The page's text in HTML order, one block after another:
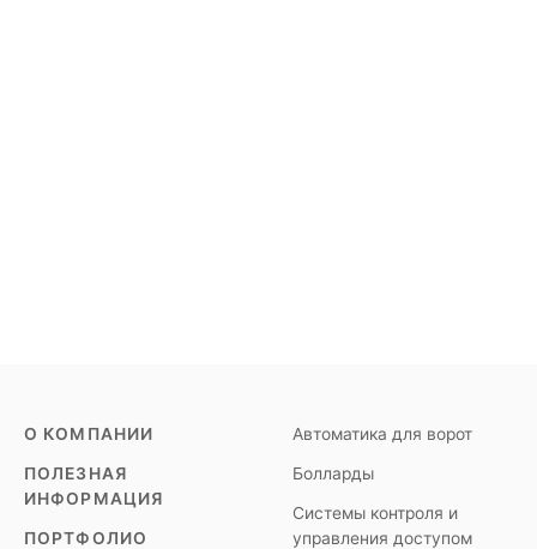
О КОМПАНИИ
ПОЛЕЗНАЯ
ИНФОРМАЦИЯ
ПОРТФОЛИО
Автоматика для ворот
Болларды
Системы контроля и
управления доступом